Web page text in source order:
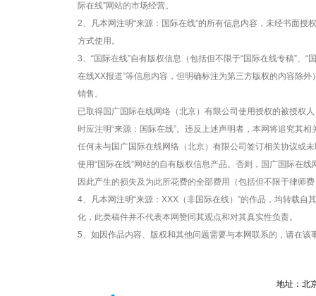
际在线”网站的市场经营。
2、凡本网注明“来源：国际在线”的所有信息内容，未经书面
方式使用。
3、“国际在线”自有版权信息（包括但不限于“国际在线专稿”、“
在线XX报道”等信息内容，但明确标注为第三方版权的内容除
销售。
已取得国广国际在线网络（北京）有限公司使用授权的被授权
时应注明“来源：国际在线”。违反上述声明者，本网将追究其相
任何未与国广国际在线网络（北京）有限公司签订相关协议或
使用“国际在线”网站的自有版权信息产品。否则，国广国际在
因此产生的损失及为此所花费的全部费用（包括但不限于律师
4、凡本网注明“来源：XXX（非国际在线）”的作品，均转载自
化，此类稿件并不代表本网赞同其观点和对其真实性负责。
5、如因作品内容、版权和其他问题需要与本网联系的，请在该
地址：北